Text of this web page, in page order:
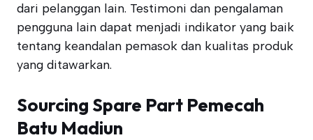
dari pelanggan lain. Testimoni dan pengalaman
pengguna lain dapat menjadi indikator yang baik
tentang keandalan pemasok dan kualitas produk
yang ditawarkan.
Sourcing Spare Part Pemecah
Batu Madiun